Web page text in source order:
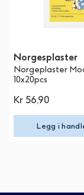
Norgesplaster
Norgeplaster
10x20pcs
Kr 56,90
Legg i